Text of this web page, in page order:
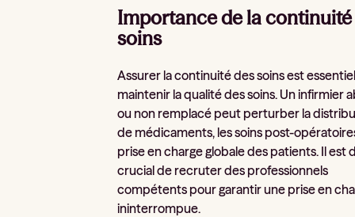
Importance de la continuité
soins
Assurer la continuité des soins est
maintenir la qualité des soins. Un infirmier
ou non remplacé peut perturber la
de médicaments, les soins post-
prise en charge globale des patients. Il est
crucial de recruter des professionnels
compétents pour garantir une prise en
ininterrompue.